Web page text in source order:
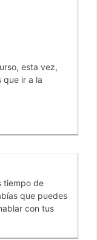
esta vez,
que ir a la
tiempo de
que puedes
con tus